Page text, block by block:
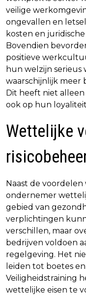
veilige
ongevallen en
kosten en
Bovendien
positieve
hun welzijn
waarschijnlijk meer
Dit heeft niet
ook op hun
Wettelijke
Naast de voordelen
ondernemer
gebied van
verplichtingen
verschillen, maar
bedrijven voldoen
regelgeving. Het
leiden tot boetes
Veiligheidstraining
wettelijke eisen te